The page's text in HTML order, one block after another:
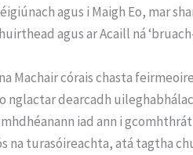
agus i Maigh Eo, mar
agus ar Acaill ná
Machair córais chasta
nglactar dearcadh
iad ann i
na turasóireachta, atá tagtha